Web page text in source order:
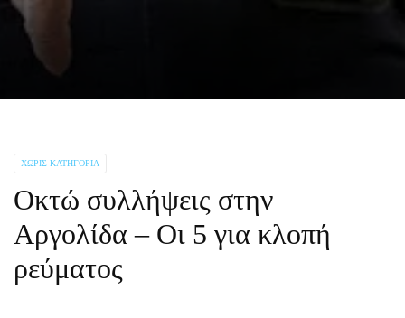
ΧΩΡΊΣ ΚΑΤΗΓΟΡΊΑ
Οκτώ συλλήψεις στην
Αργολίδα – Οι 5 για κλοπή
ρεύματος